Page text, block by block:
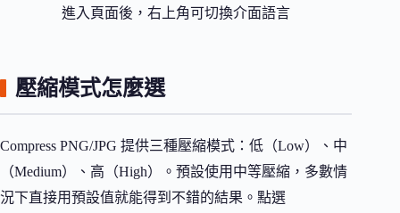
進入頁面後，右上角可切換介面語言
壓縮模式怎麼選
Compress PNG/JPG 提供三種壓縮模式：低（Low）、中
（Medium）、高（High）。預設使用中等壓縮，多數情
況下直接用預設值就能得到不錯的結果。點選